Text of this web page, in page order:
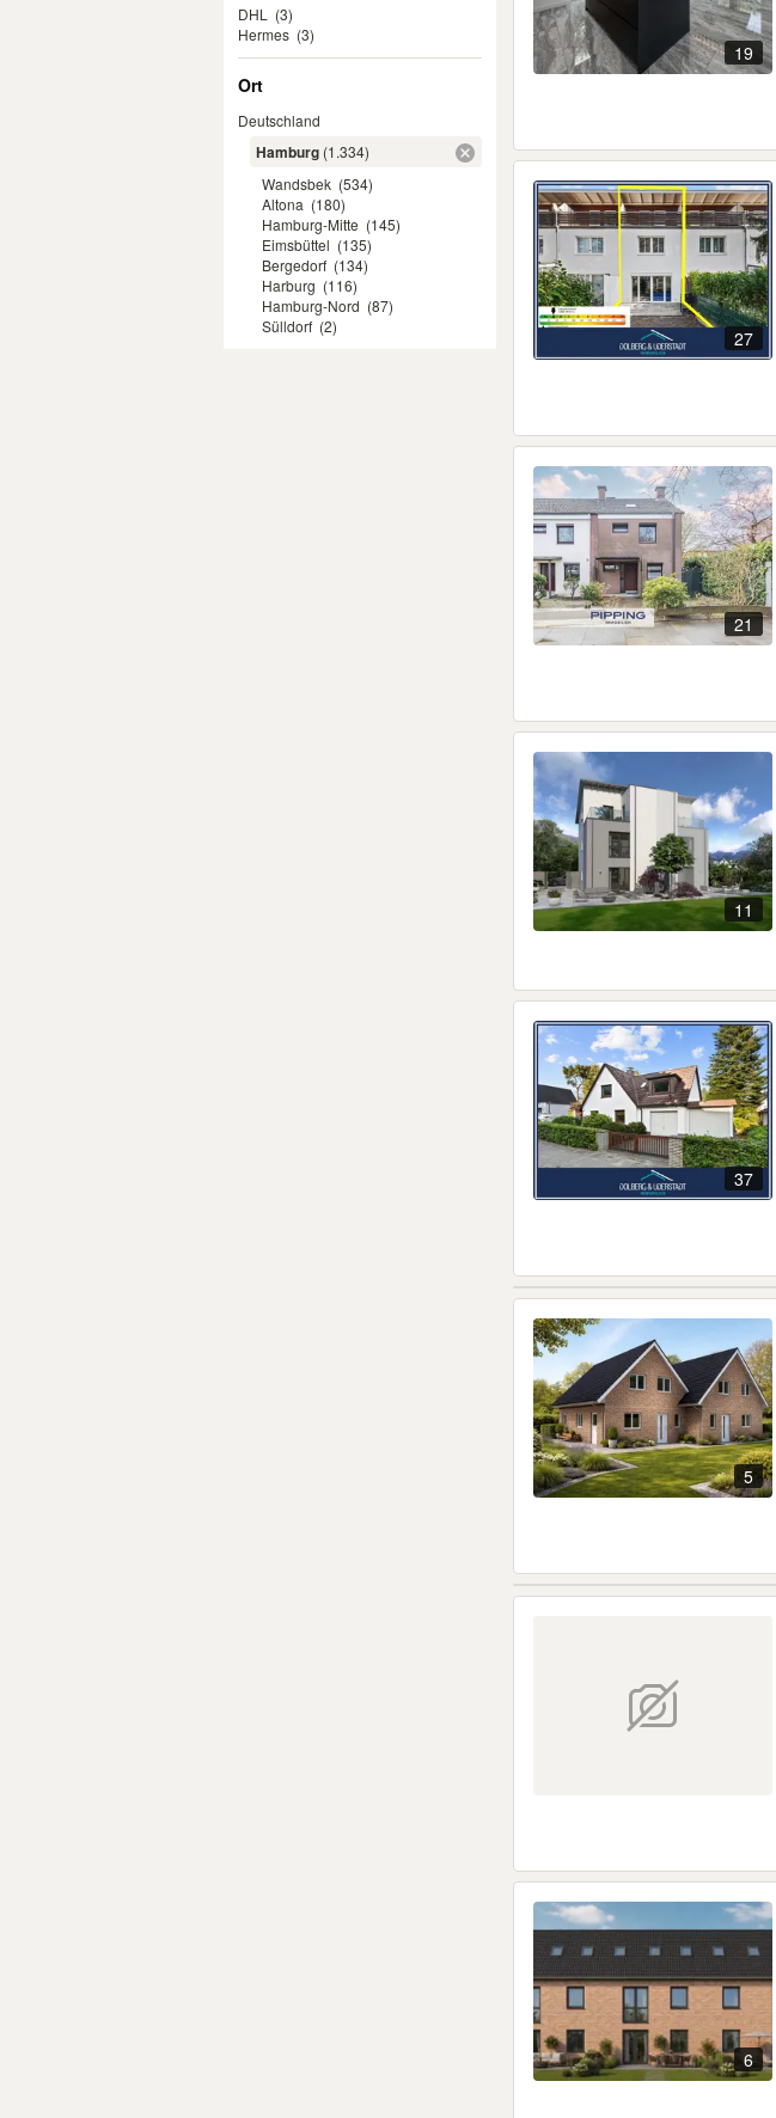
DHL
(3)
Hermes (3)
Ort
Deutschland
Hamburg (1.334)
Wandsbek (534)
Altona (180)
Hamburg-Mitte (145)
Eimsbüttel (135)
Bergedorf (134)
Harburg (116)
Hamburg-Nord (87)
Sülldorf (2)
19
27
21
11
37
5
6